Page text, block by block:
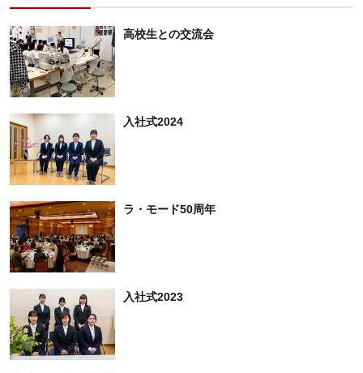
高校生との交流会
入社式2024
ラ・モード50周年
入社式2023